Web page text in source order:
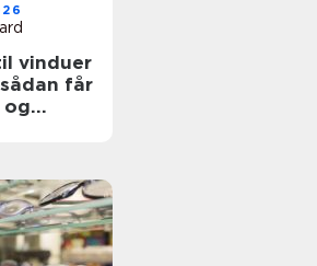
vinduer
får